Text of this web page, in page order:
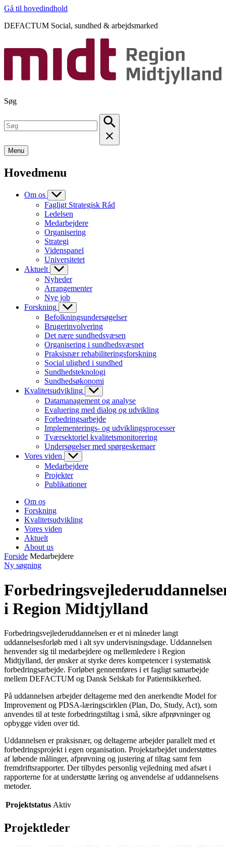
Gå til hovedindhold
DEFACTUM Social, sundhed & arbejdsmarked
Søg
Menu
Hovedmenu
Om os
Fagligt Strategisk Råd
Ledelsen
Medarbejdere
Organisering
Strategi
Videnspanel
Universitetet
Aktuelt
Nyheder
Arrangementer
Nye job
Forskning
Befolkningsundersøgelser
Brugerinvolvering
Det nære sundhedsvæsen
Organisering i sundhedsvæsnet
Praksisnær rehabiliteringsforskning
Social ulighed i sundhed
Sundhedsteknologi
Sundhedsøkonomi
Kvalitetsudvikling
Datamanagement og analyse
Evaluering med dialog og udvikling
Forbedringsarbejde
Implementerings- og udviklingsprocesser
Tværsektoriel kvalitetsmonitorering
Undersøgelser med spørgeskemaer
Vores viden
Medarbejdere
Projekter
Publikationer
Om os
Forskning
Kvalitetsudvikling
Vores viden
Aktuelt
About us
Forside Medarbejdere
Ny søgning
i Region Midtjylland
Forbedringsvejlederuddannelsen er et ni måneder langt
uddannelsesforløb med i alt syv undervisningsdage. Uddannelsen
henvender sig til medarbejdere og mellemledere i Region
Midtjylland, der ønsker at styrke deres kompetencer i systematisk
forbedringsarbejde. Forløbet gennemføres i et fagligt samarbejde
mellem DEFACTUM og Dansk Selskab for Patientsikkerhed.
På uddannelsen arbejder deltagerne med den anerkendte Model for
Improvement og PDSA-læringscirklen (Plan, Do, Study, Act), som
anvendes til at teste forbedringstiltag i små, sikre afprøvninger og
opbygge viden over tid.
Uddannelsen er praksisnær, og deltagerne arbejder parallelt med et
forbedringsprojekt i egen organisation. Projektarbejdet understøttes
af løbende målinger, afprøvning og justering af tiltag samt fem
fremdriftsrapporter. Der tilbydes personlig vejledning med afsæt i
rapporterne for at understøtte læring og anvendelse af uddannelsens
metoder.
Projektstatus Aktiv
Projektleder